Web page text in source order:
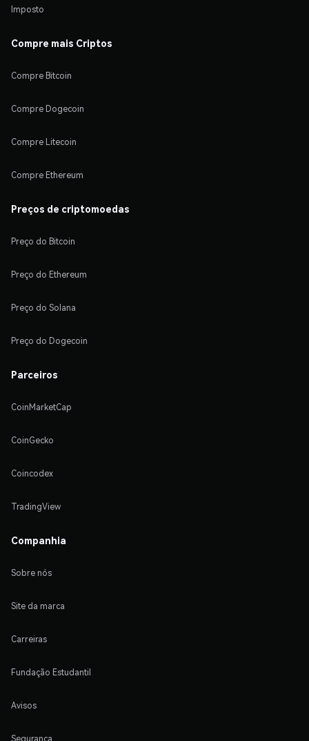
Imposto
Compre mais Criptos
Compre Bitcoin
Compre Dogecoin
Compre Litecoin
Compre Ethereum
Preços de criptomoedas
Preço do Bitcoin
Preço do Ethereum
Preço do Solana
Preço do Dogecoin
Parceiros
CoinMarketCap
CoinGecko
Coincodex
TradingView
Companhia
Sobre nós
Site da marca
Carreiras
Fundação Estudantil
Avisos
Segurança